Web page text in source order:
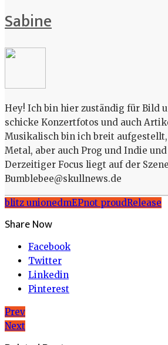
Sabine
Hey! Ich bin hier zuständig für Bild
schicke Konzertfotos und auch
Musikalisch bin ich breit
Metal, aber auch Prog und Indie
Derzeitiger Focus liegt auf der
Bumblebee@skullnews.de
blitz unionedmEPnot proudRelease
Share Now
Facebook
Twitter
Linkedin
Pinterest
Beitragsnavigation
Prev
Next